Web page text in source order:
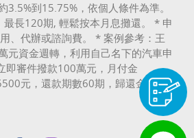
3.5%到15.75%，依個人條件為準。
長120期, 輕鬆按本月息攤還。 * 申
、代辦或諮詢費。 * 案例參考：王
元資金週轉，利用自己名下的汽車申
即審件撥款100萬元，月付金
元，還款期數60期，歸還金額